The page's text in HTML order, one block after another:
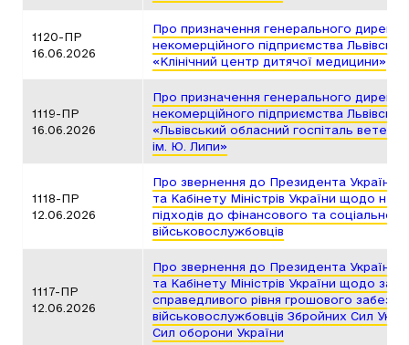
1120-ПР
16.06.2026
Про призначення генерального
некомерційного підприємства
«Клінічний центр дитячої медицини»
1119-ПР
16.06.2026
Про призначення генерального
некомерційного підприємства
«Львівський обласний госпіталь
ім. Ю. Липи»
1118-ПР
12.06.2026
Про звернення до Президента України,
та Кабінету Міністрів України щодо
підходів до фінансового та
військовослужбовців
1117-ПР
12.06.2026
Про звернення до Президента України,
та Кабінету Міністрів України щодо
справедливого рівня грошового
військовослужбовців Збройних Сил
Сил оборони України